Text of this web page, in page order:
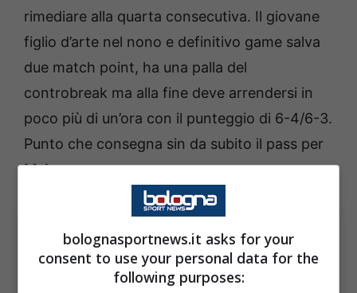
rimediare alla quarta consecutiva. Il giovane
figlio d’arte nel nono e definitivo game salva
due match point, ha una palla del
controbreak ma alla fine deve arrendersi in
poco più di un’ora con il punteggio di 6-4/6-3.
Punto che consegna sin da subito il pass per
Malaga.
bolognasportnews.it asks for your
consent to use your personal data for the
following purposes: